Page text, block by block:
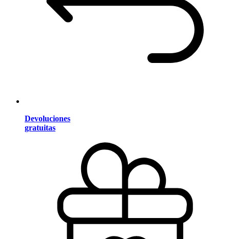
Devoluciones
gratuitas